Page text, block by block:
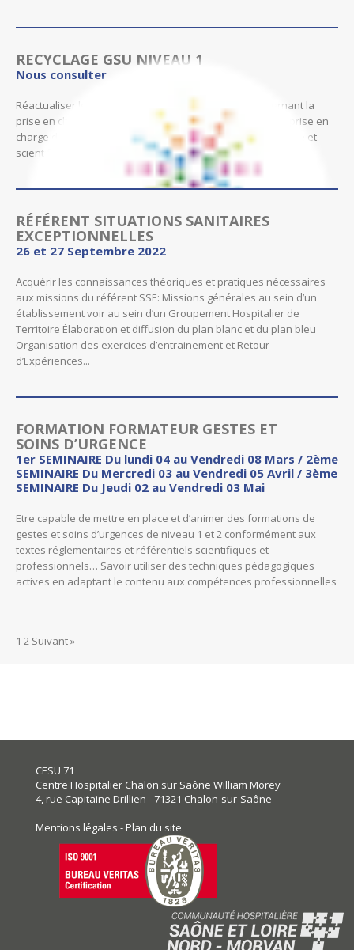
RECYCLAGE GSU NIVEAU 1
Nous consulter
Réactualiser les connaissances et compétences concernant la
prise en charge des urgences vitales et potentielles et la prise en
charge des risques collectifs en lien avec l’actualité sanitaire et
scientifique.
RÉFÉRENT SITUATIONS SANITAIRES
EXCEPTIONNELLES
26 et 27 Septembre 2022
Acquérir les connaissances théoriques et pratiques nécessaires
aux missions du référent SSE: Missions générales au sein d’un
établissement voir au sein d’un Groupement Hospitalier de
Territoire Élaboration et diffusion du plan blanc et du plan bleu
Organisation des exercices d’entrainement et Retour
d’Expériences...
FORMATION FORMATEUR GESTES ET
SOINS D’URGENCE
1er SEMINAIRE Du lundi 04 au Vendredi 08 Mars / 2ème
SEMINAIRE Du Mercredi 03 au Vendredi 05 Avril / 3ème
SEMINAIRE Du Jeudi 02 au Vendredi 03 Mai
Etre capable de mettre en place et d’animer des formations de
gestes et soins d’urgences de niveau 1 et 2 conformément aux
textes réglementaires et référentiels scientifiques et
professionnels… Savoir utiliser des techniques pédagogiques
actives en adaptant le contenu aux compétences professionnelles
1 2 Suivant »
CESU 71
Centre Hospitalier Chalon sur Saône William Morey
4, rue Capitaine Drillien - 71321 Chalon-sur-Saône
Mentions légales -Plan du site